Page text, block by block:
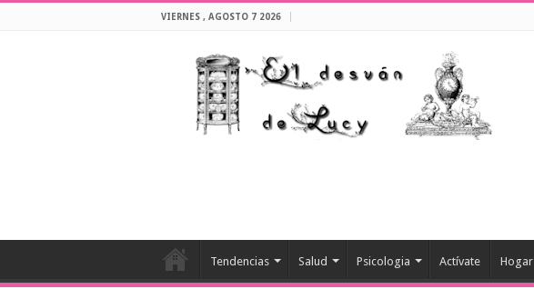
VIERNES , AGOSTO 7 2026
Tendencias Salud Psicologia Actívate Hogar